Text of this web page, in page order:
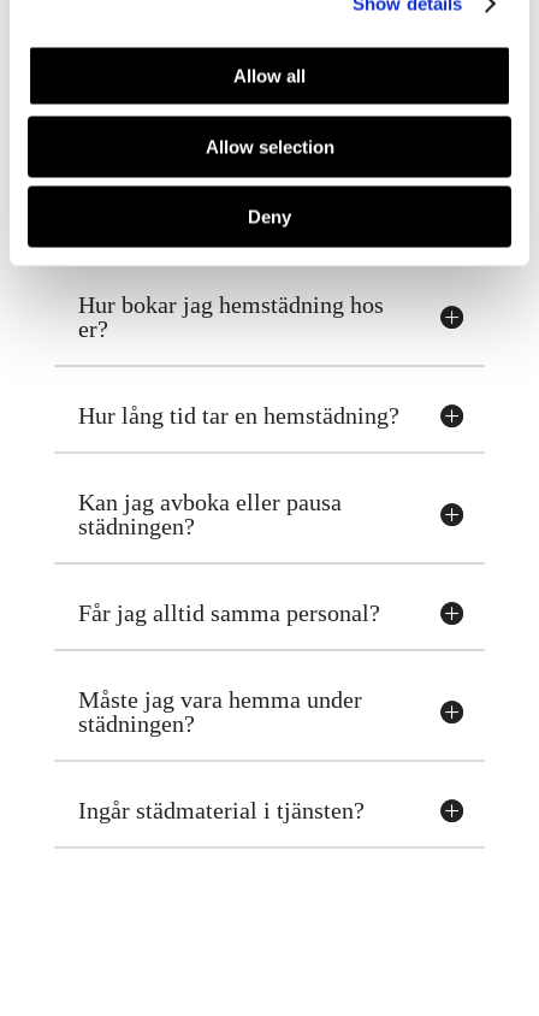
Allow all
Allow selection
Deny
hemstädning?
Minsta bokningsbara tid för hemstädning
om arbetet skulle ta kortare tid, då detta
är vår lägsta gräns för att kunna planera
och säkerställa kvalitet.
Hur bokar jag hemstädning hos
er?
Hur lång tid tar en hemstädning?
Kan jag avboka eller pausa
städningen?
Får jag alltid samma personal?
Måste jag vara hemma under
städningen?
Ingår städmaterial i tjänsten?